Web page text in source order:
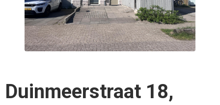
Duinmeerstraat 18,